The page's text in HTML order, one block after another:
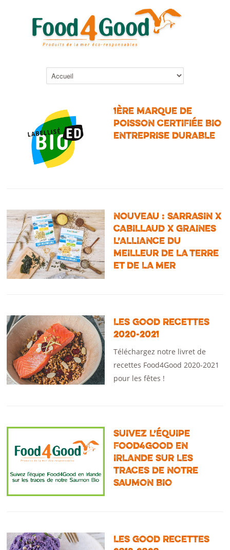
1ÈRE MARQUE DE
POISSON CERTIFIÉE BIO
ENTREPRISE DURABLE
NOUVEAU : SARRASIN X
CABILLAUD X GRAINES
L’ALLIANCE DU
MEILLEUR DE LA TERRE
ET DE LA MER
LES GOOD RECETTES
2020-2021
Téléchargez notre livret de
recettes Food4Good 2020-2021
pour les fêtes !
SUIVEZ L’ÉQUIPE
FOOD4GOOD EN
IRLANDE SUR LES
TRACES DE NOTRE
SAUMON BIO
LES GOOD RECETTES